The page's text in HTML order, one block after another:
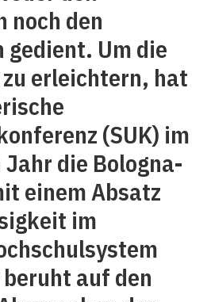
noch den
Um die
erleichtern, hat
(SUK) im
die Bologna-
einem Absatz
im
auf den